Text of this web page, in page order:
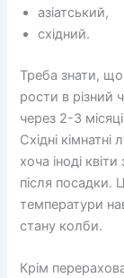
азіатський,
східний.
Треба знати,
рости в різний
через 2-3
Східні кімнатні
хоча іноді
після посадки.
температури
стану колби.
Крім